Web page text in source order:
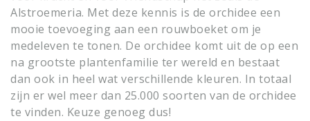
Alstroemeria. Met deze kennis is de orchidee een
mooie toevoeging aan een rouwboeket om je
medeleven te tonen. De orchidee komt uit de op een
na grootste plantenfamilie ter wereld en bestaat
dan ook in heel wat verschillende kleuren. In totaal
zijn er wel meer dan 25.000 soorten van de orchidee
te vinden. Keuze genoeg dus!